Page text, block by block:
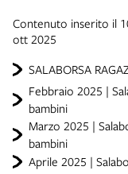
SALABORSA
Febbraio 2025 |
bambini
Marzo 2025 |
bambini
Aprile 2025 |
Contenuto inserito il
ott 2025